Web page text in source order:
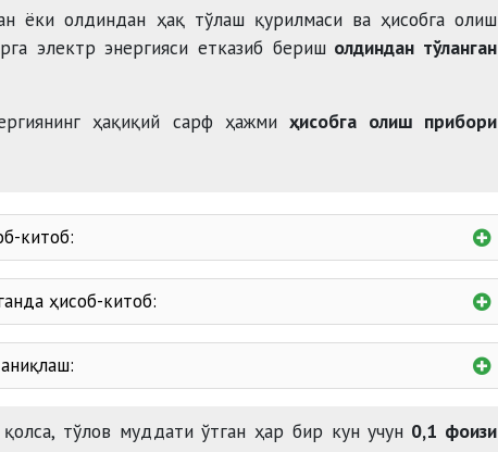
электр тармоғидан узилади.
ёки олдиндан ҳақ тўлаш қурилмаси ва ҳисобга олиш
электр энергияси етказиб беришолдиндан тўланган
ҳақиқий сарф ҳажмиҳисобга олиш прибори
китоб:
ҳисоб-китоб:
зарур;
келишуви билан белгиланади.
тўлов муддати ўтган ҳар бир кун учун 0,1 фоизи